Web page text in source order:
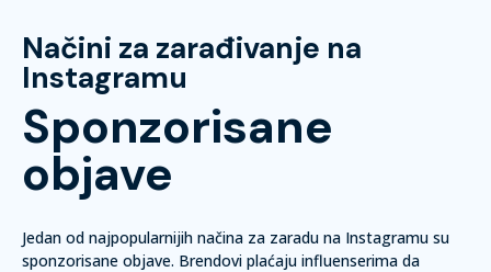
Načini za zarađivanje na
Instagramu
Sponzorisane
objave
Jedan od najpopularnijih načina za zaradu na Instagramu su
sponzorisane objave. Brendovi plaćaju influenserima da